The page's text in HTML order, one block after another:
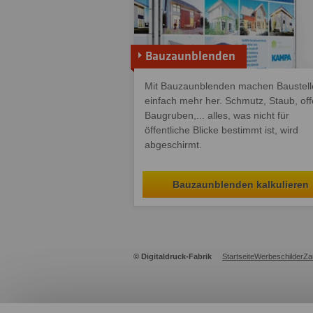
Bauzaunblenden
Mit Bauzaunblenden machen
einfach mehr her. Schmutz, Staub,
Baugruben,... alles, was nicht für
öffentliche Blicke bestimmt ist, wird
abgeschirmt.
Bauzaunblenden kalkulieren
© Digitaldruck-Fabrik StartseiteWerbeschilder